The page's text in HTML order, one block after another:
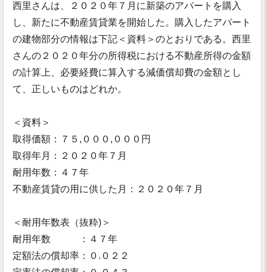
西里さんは、２０２０年７月に新築のアパートを購入
し、新たに不動産賃貸業を開始した。購入したアパート
の建物部分の情報は下記＜資料＞のとおりである。西里
さんの２０２０年分の所得税における不動産所得の金額
の計算上、必要経費に算入する減価償却費の金額とし
て、正しいものはどれか。
＜資料＞
取得価額：７５,０００,０００円
取得年月：２０２０年７月
耐用年数：４７年
不動産賃貸の用に供した月：２０２０年７月
＜耐用年数表（抜粋)＞
耐用年数 ：４７年
定額法の償却率：０.０２２